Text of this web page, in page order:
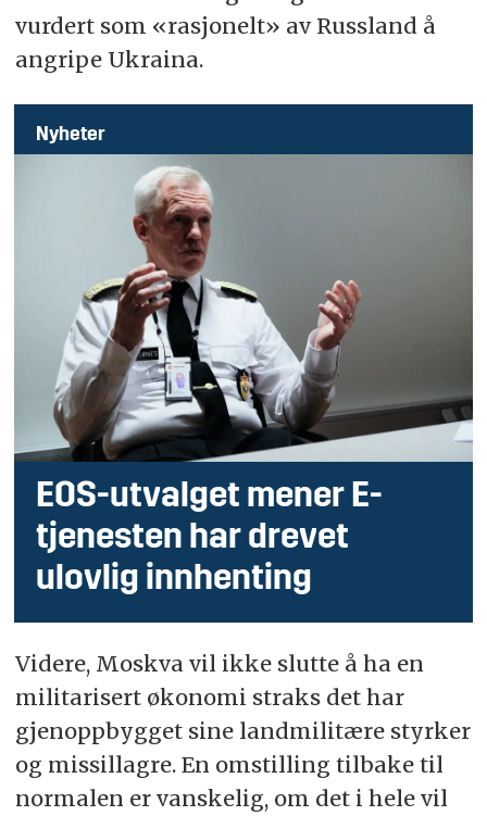
vurdert som «rasjonelt» av Russland å
angripe Ukraina.
Nyheter
EOS-utvalget mener E-
tjenesten har drevet
ulovlig innhenting
Videre, Moskva vil ikke slutte å ha en
militarisert økonomi straks det har
gjenoppbygget sine landmilitære styrker
og missillagre. En omstilling tilbake til
normalen er vanskelig, om det i hele vil